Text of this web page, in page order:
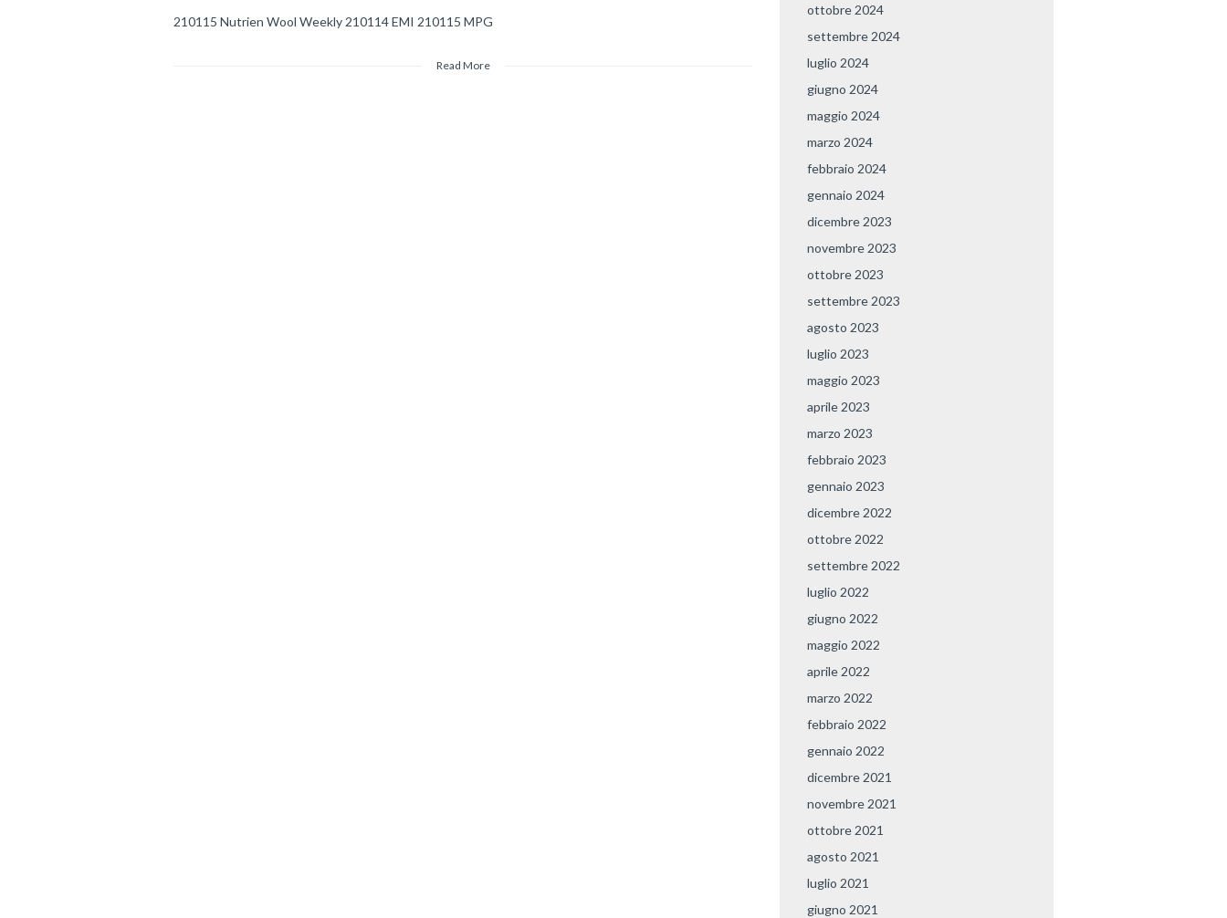
210115 Nutrien Wool Weekly 210114 EMI 210115 MPG
Read More
ottobre 2024
settembre 2024
luglio 2024
giugno 2024
maggio 2024
marzo 2024
febbraio 2024
gennaio 2024
dicembre 2023
novembre 2023
ottobre 2023
settembre 2023
agosto 2023
luglio 2023
maggio 2023
aprile 2023
marzo 2023
febbraio 2023
gennaio 2023
dicembre 2022
ottobre 2022
settembre 2022
luglio 2022
giugno 2022
maggio 2022
aprile 2022
marzo 2022
febbraio 2022
gennaio 2022
dicembre 2021
novembre 2021
ottobre 2021
agosto 2021
luglio 2021
giugno 2021